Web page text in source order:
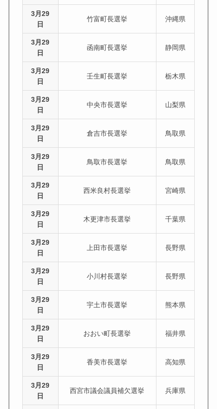
3月29
日
竹富町長選挙 沖縄県
3月29
日
函南町長選挙 静岡県
3月29
日
壬生町長選挙 栃木県
3月29
日
中央市長選挙 山梨県
3月29
日
倉吉市長選挙 鳥取県
3月29
日
鳥取市長選挙 鳥取県
3月29
日
西米良村長選挙 宮崎県
3月29
日
木更津市長選挙 千葉県
3月29
日
上田市長選挙 長野県
3月29
日
小川村長選挙 長野県
3月29
日
宇土市長選挙 熊本県
3月29
日
おおい町長選挙 福井県
3月29
日
香美市長選挙 高知県
3月29
日
西宮市議会議員補欠選挙 兵庫県